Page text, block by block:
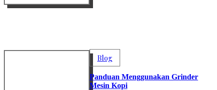
Blog
Panduan Menggunakan Grinder
Mesin Kopi